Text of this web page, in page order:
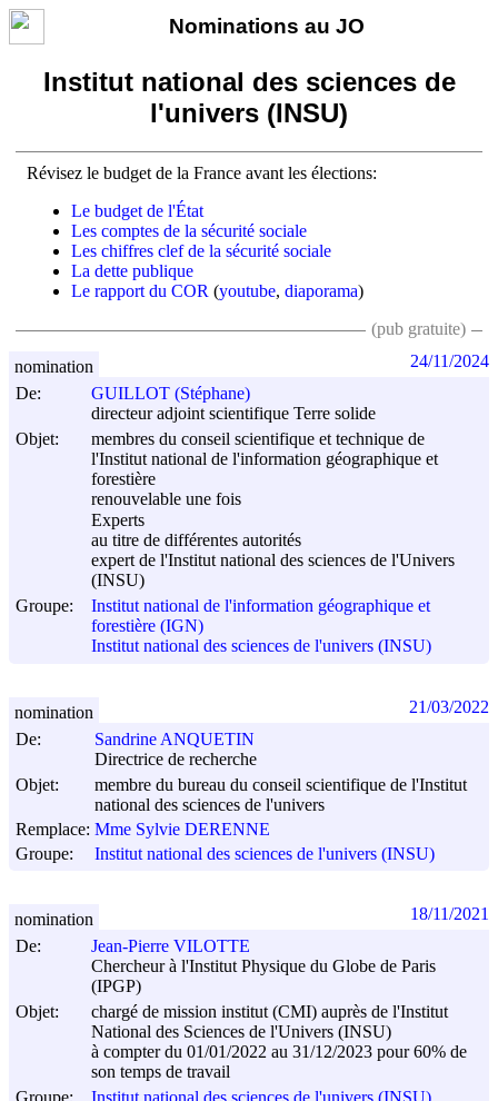
Nominations au JO
Institut national des sciences de
l'univers (INSU)
Révisez le budget de la France avant les élections:
Le budget de l'État
Les comptes de la sécurité sociale
Les chiffres clef de la sécurité sociale
La dette publique
Le rapport du COR (youtube, diaporama)
(pub gratuite)
De:
GUILLOT (Stéphane)
directeur adjoint scientifique Terre solide
Objet:
membres du conseil scientifique et technique de
l'Institut national de l'information géographique et
forestière
renouvelable une fois
Experts
au titre de différentes autorités
expert de l'Institut national des sciences de l'Univers
(INSU)
Groupe:
Institut national de l'information géographique et
forestière (IGN)
Institut national des sciences de l'univers (INSU)
nomination 24/11/2024
De:
Sandrine ANQUETIN
Directrice de recherche
Objet:
membre du bureau du conseil scientifique de l'Institut
national des sciences de l'univers
Remplace: Mme Sylvie DERENNE
Groupe:
Institut national des sciences de l'univers (INSU)
nomination 21/03/2022
De:
Jean-Pierre VILOTTE
Chercheur à l'Institut Physique du Globe de Paris
(IPGP)
Objet:
chargé de mission institut (CMI) auprès de l'Institut
National des Sciences de l'Univers (INSU)
à compter du 01/01/2022 au 31/12/2023 pour 60% de
son temps de travail
Groupe:
nomination 18/11/2021